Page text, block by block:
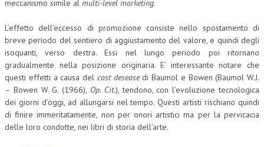
meccanismo simile al multi-level marketing.
L’effetto dell’eccesso di promozione consiste nello spostamento di
breve periodo del sentiero di aggiustamento del valore, e quindi degli
isoquanti, verso destra. Essi nel lungo periodo poi ritornano
gradualmente nella posizione originaria. E’ interessante notare che
questi effetti a causa del cost deseasedi Baumol e Bowen (Baumol W.J.
– Bowen W. G. (1966), Op. Cit.), tendono, con l’evoluzione tecnologica
dei giorni d’oggi, ad allungarsi nel tempo. Questi artisti rischiano quindi
di finire immeritatamente, non per onori artistici ma per la pervicacia
delle loro condotte, nei libri di storia dell’arte.